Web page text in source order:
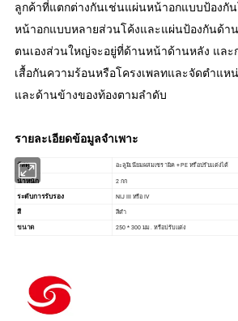
ลูกค้าที่แตกต่างกันเช่นแผ่นหน้าอกแบบป้องกั
หน้าอกแบบหลายส่วนโค้งและแผ่นป้องกันด้า
ตนเองส่วนใหญ่จะอยู่ที่ด้านหน้าด้านหลัง และ
เสื้อกันความร้อนหรือโครงเพลทและจัดตำแห
และด้านข้างของท้องตามลำดับ
รายละเอียดข้อมูลจำเพาะ
วัสดุ อะลูมิเนียมผสมเซรามิค + PE หรือปรับแต่งได้
น้ำหนัก 2 กก
ระดับการรับรอง NIJ III หรือ IV
สี สีดำ
ขนาด 250 * 300 มม . หรือปรับแต่ง